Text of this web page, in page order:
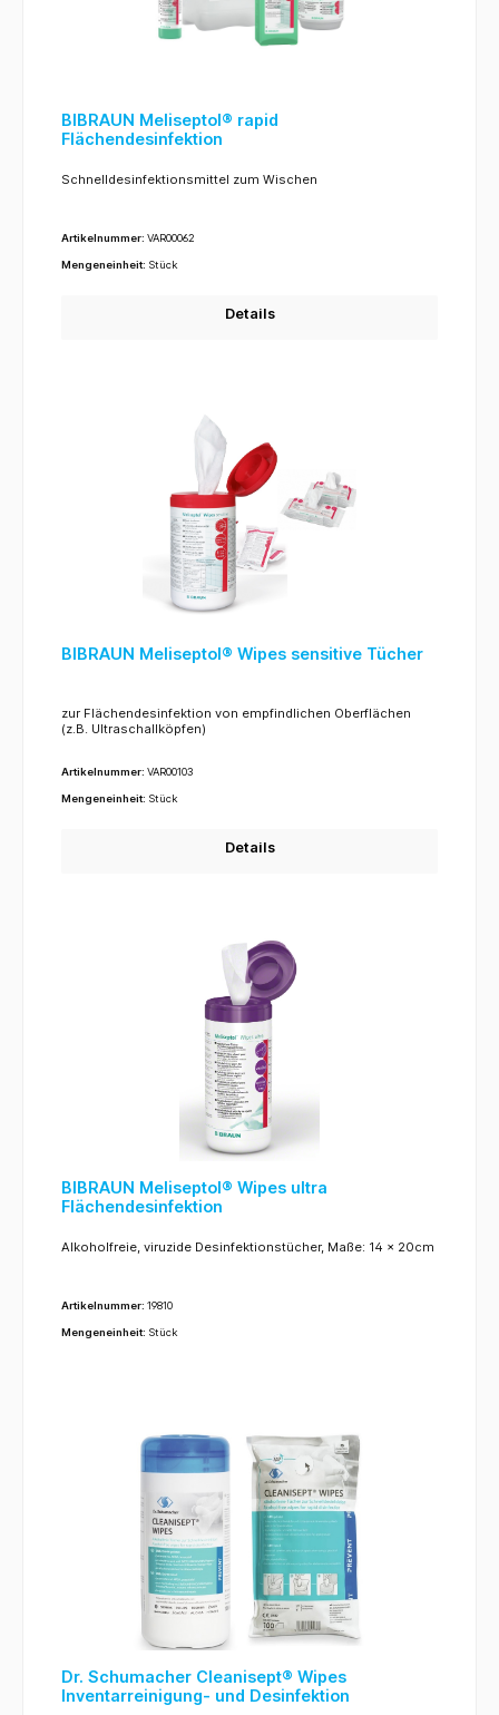
BIBRAUN Meliseptol® rapid
Flächendesinfektion
Schnelldesinfektionsmittel zum Wischen
Artikelnummer: VAR00062
Mengeneinheit: Stück
Details
BIBRAUN Meliseptol® Wipes sensitive Tücher
zur Flächendesinfektion von empfindlichen Oberflächen
(z.B. Ultraschallköpfen)
Artikelnummer: VAR00103
Mengeneinheit: Stück
Details
BIBRAUN Meliseptol® Wipes ultra
Flächendesinfektion
Alkoholfreie, viruzide Desinfektionstücher, Maße: 14 x 20cm
Artikelnummer: 19810
Mengeneinheit: Stück
Dr. Schumacher Cleanisept® Wipes
Inventarreinigung- und Desinfektion